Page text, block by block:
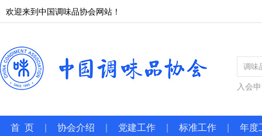
欢迎来到中国调味品协会网站！
入会
首 页 | 协会介绍 | 党建工作 | 标准工作 | 年度